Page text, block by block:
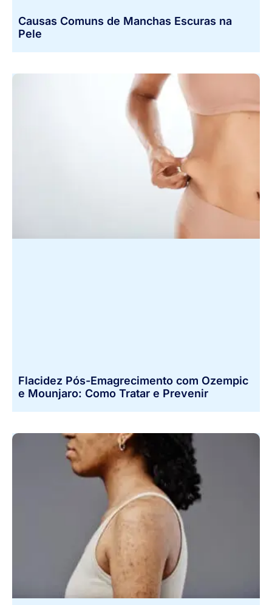
Causas Comuns de Manchas Escuras na
Pele
Flacidez Pós-Emagrecimento com Ozempic
e Mounjaro: Como Tratar e Prevenir